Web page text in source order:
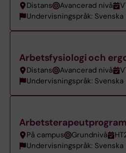
Distans Avancerad nivå
Undervisningspråk: Svenska
Arbetsfysiologi och
Distans Avancerad nivå
Undervisningspråk: Svenska
På campus Grundnivå
Undervisningspråk: Svenska